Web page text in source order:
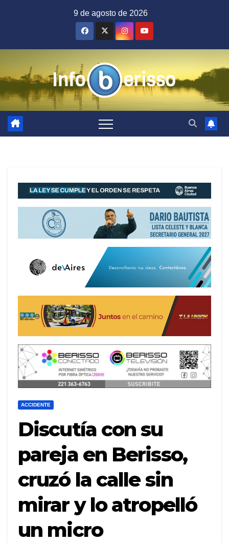
9 de agosto de 2026
ACCIDENTE
Discutía con su
pareja en Berisso,
cruzó la calle sin
mirar y lo atropelló
un micro